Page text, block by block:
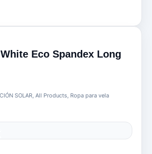
Eco Spandex Long
SOLAR, All Products, Ropa para vela